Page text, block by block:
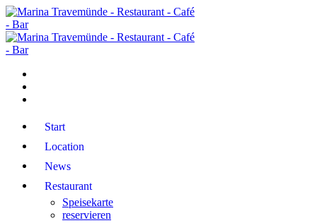
Start
Location
News
Restaurant
Speisekarte
reservieren